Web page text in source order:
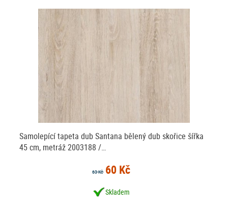
Samolepící tapeta dub Santana bělený dub skořice šířka
45 cm, metráž 2003188 /…
63 Kč 60 Kč
Skladem